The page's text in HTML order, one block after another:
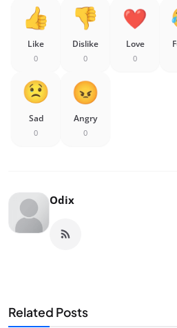
Like
0
Dislike
0
Love
0
Sad
0
Angry
0
Odix
Related Posts